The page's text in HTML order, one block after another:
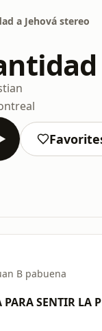
a Jehová stereo
B pabuena